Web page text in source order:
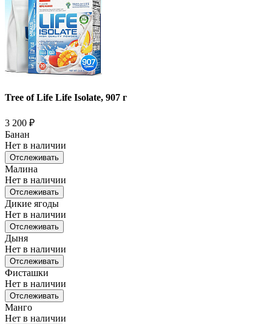
Tree of Life Life Isolate, 907 г
3 200 ₽
Банан
Нет в наличии
Отслеживать
Малина
Нет в наличии
Отслеживать
Дикие ягоды
Нет в наличии
Отслеживать
Дыня
Нет в наличии
Отслеживать
Фисташки
Нет в наличии
Отслеживать
Манго
Нет в наличии